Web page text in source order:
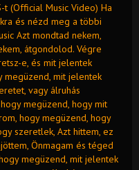
t (Official Music Video) Ha
és nézd meg a többi
Azt mondtad nekem,
átgondolod. Végre
e, és mit jelentek
megüzend, mit jelentek
vagy álruhás
megüzend, hogy mit
hogy megüzend, hogy
szeretlek, Azt hittem, ez
Önmagam és téged
megüzend, mit jelentek